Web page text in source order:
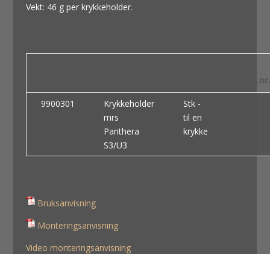
Vekt: 46 g per krykkeholder.
Hj.m.nr.
9900301
Krykkeholder
mrs
Panthera
S3/U3
Stk -
til en
krykke
Bruksanvisning
Monteringsanvisning
Video monteringsanvisning